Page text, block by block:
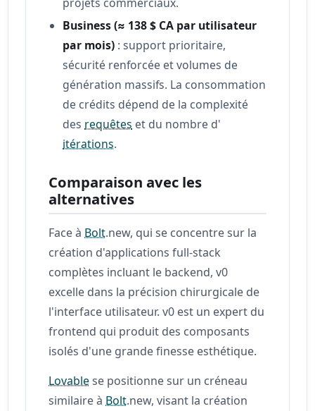
Business (≈ 138 $ CA par utilisateur
par mois) : support prioritaire,
sécurité renforcée et volumes de
génération massifs. La consommation
de crédits dépend de la complexité
des requêtes et du nombre d'
itérations.
Comparaison avec les
alternatives
Face à Bolt.new, qui se concentre sur la
création d'applications full-stack
complètes incluant le backend, v0
excelle dans la précision chirurgicale de
l'interface utilisateur. v0 est un expert du
frontend qui produit des composants
isolés d'une grande finesse esthétique.
Lovablese positionne sur un créneau
similaire à Bolt.new, visant la création